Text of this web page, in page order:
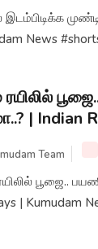
இடம்பிடிக்க
News
ரயிலில்
|
Team
பூஜை..
| Kumudam